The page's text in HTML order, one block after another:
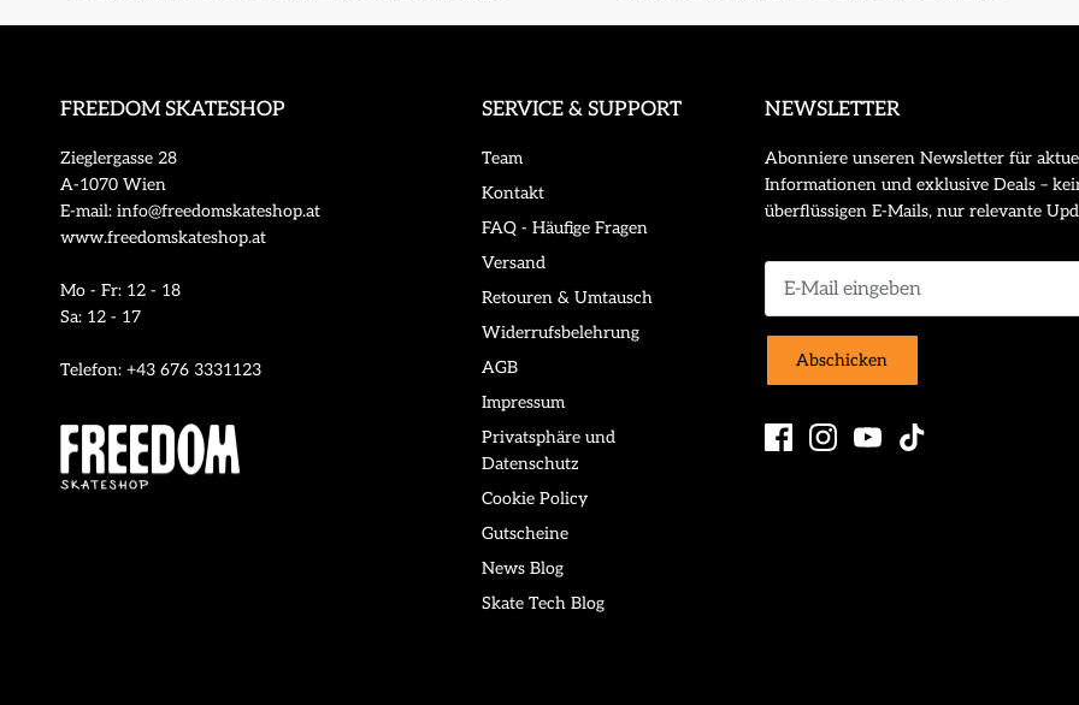
FREEDOM SKATESHOP
Zieglergasse 28
A-1070 Wien
E-mail: info@freedomskateshop.at
www.freedomskateshop.at
Mo - Fr: 12 - 18
Sa: 12 - 17
Telefon: +43 676 3331123
SERVICE & SUPPORT
Team
Kontakt
FAQ - Häufige Fragen
Versand
Retouren & Umtausch
Widerrufsbelehrung
AGB
Impressum
Privatsphäre und
Datenschutz
Cookie Policy
Gutscheine
News Blog
Skate Tech Blog
NEWSLETTER
Abonniere unseren Newsletter für
Informationen und exklusive Deals –
überflüssigen E-Mails, nur relevante
Abschicken